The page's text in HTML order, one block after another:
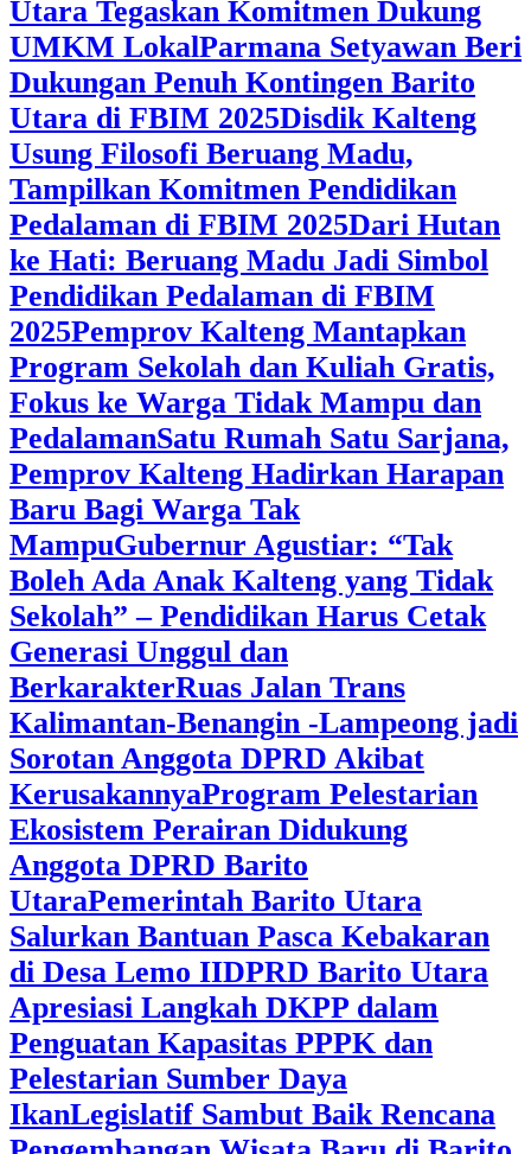
Utara Tegaskan Komitmen Dukung
UMKM LokalParmana Setyawan Beri
Dukungan Penuh Kontingen Barito
Utara di FBIM 2025Disdik Kalteng
Usung Filosofi Beruang Madu,
Tampilkan Komitmen Pendidikan
Pedalaman di FBIM 2025‎Dari Hutan
ke Hati: Beruang Madu Jadi Simbol
Pendidikan Pedalaman di FBIM
2025‎Pemprov Kalteng Mantapkan
Program Sekolah dan Kuliah Gratis,
Fokus ke Warga Tidak Mampu dan
Pedalaman‎Satu Rumah Satu Sarjana,
Pemprov Kalteng Hadirkan Harapan
Baru Bagi Warga Tak
Mampu‎Gubernur Agustiar: “Tak
Boleh Ada Anak Kalteng yang Tidak
Sekolah” – Pendidikan Harus Cetak
Generasi Unggul dan
BerkarakterRuas Jalan Trans
Kalimantan-Benangin -Lampeong jadi
Sorotan Anggota DPRD Akibat
KerusakannyaProgram Pelestarian
Ekosistem Perairan Didukung
Anggota DPRD Barito
UtaraPemerintah Barito Utara
Salurkan Bantuan Pasca Kebakaran
di Desa Lemo IIDPRD Barito Utara
Apresiasi Langkah DKPP dalam
Penguatan Kapasitas PPPK dan
Pelestarian Sumber Daya
IkanLegislatif Sambut Baik Rencana